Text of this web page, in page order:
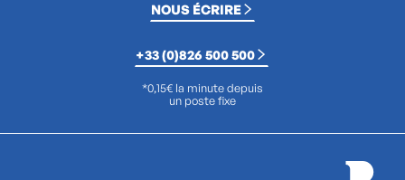
NOUS ÉCRIRE
+33 (0)826 500 500
*0,15€ la minute depuis
un poste fixe